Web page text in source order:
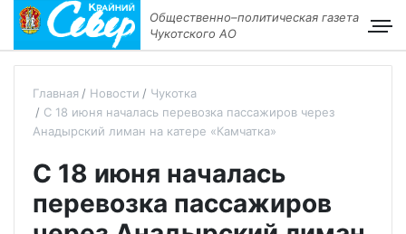
Общественно–политическая газета
Чукотского АО
Главная Новости
Чукотка
С 18 июня началась перевозка пассажиров через
Анадырский лиман на катере «Камчатка»
С 18 июня началась
перевозка пассажиров